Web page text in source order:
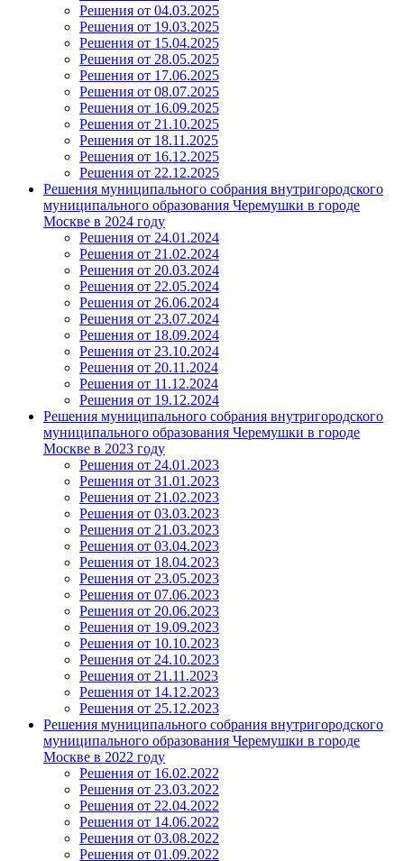
Решения от 04.03.2025
Решения от 19.03.2025
Решения от 15.04.2025
Решения от 28.05.2025
Решения от 17.06.2025
Решения от 08.07.2025
Решения от 16.09.2025
Решения от 21.10.2025
Решения от 18.11.2025
Решения от 16.12.2025
Решения от 22.12.2025
Решения муниципального собрания внутригородского
муниципального образования Черемушки в городе
Москве в 2024 году
Решения от 24.01.2024
Решения от 21.02.2024
Решения от 20.03.2024
Решения от 22.05.2024
Решения от 26.06.2024
Решения от 23.07.2024
Решения от 18.09.2024
Решения от 23.10.2024
Решения от 20.11.2024
Решения от 11.12.2024
Решения от 19.12.2024
Решения муниципального собрания внутригородского
муниципального образования Черемушки в городе
Москве в 2023 году
Решения от 24.01.2023
Решения от 31.01.2023
Решения от 21.02.2023
Решения от 03.03.2023
Решения от 21.03.2023
Решения от 03.04.2023
Решения от 18.04.2023
Решения от 23.05.2023
Решения от 07.06.2023
Решения от 20.06.2023
Решения от 19.09.2023
Решения от 10.10.2023
Решения от 24.10.2023
Решения от 21.11.2023
Решения от 14.12.2023
Решения от 25.12.2023
Решения муниципального собрания внутригородского
муниципального образования Черемушки в городе
Москве в 2022 году
Решения от 16.02.2022
Решения от 23.03.2022
Решения от 22.04.2022
Решения от 14.06.2022
Решения от 03.08.2022
Решения от 01.09.2022